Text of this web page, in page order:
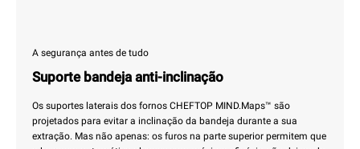
A segurança antes de tudo
Suporte bandeja anti-inclinação
Os suportes laterais dos fornos CHEFTOP MIND.Maps™ são
projetados para evitar a inclinação da bandeja durante a sua
extração. Mas não apenas: os furos na parte superior permitem que